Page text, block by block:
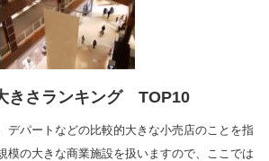
きさランキング TOP10
デパートなどの比較的大きな小売店のことを指
模の大きな商業施設を扱いますので、ここでは